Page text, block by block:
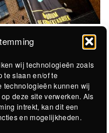
wij technologieën zoals
te slaan en/of te
technologieën kunnen wij
deze site verwerken. Als
intrekt, kan dit een
en mogelijkheden.